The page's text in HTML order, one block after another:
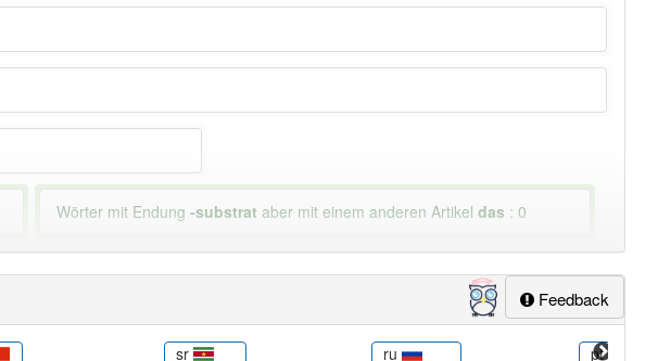
Wörter mit Endung-substrat aber mit einem anderen Artikeldas : 0
Feedback
sr
ru
pt